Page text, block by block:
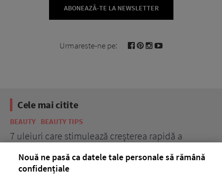
ABONEAZĂ-TE LA NEWSLETTER
Urmareste-ne pe:
Cele mai citite
BEAUTY BEAUTY TIPS
7 uleiuri care stimulează creșterea rapidă a
Nouă ne pasă ca datele tale personale să rămână
confidențiale